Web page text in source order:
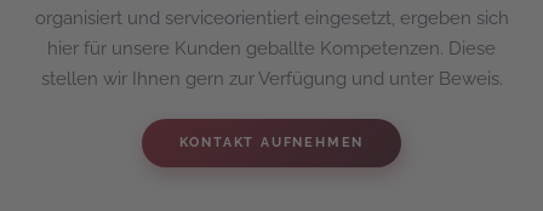
organisiert und serviceorientiert eingesetzt, ergeben sich
hier für unsere Kunden geballte Kompetenzen. Diese
stellen wir Ihnen gern zur Verfügung und unter Beweis.
KONTAKT AUFNEHMEN